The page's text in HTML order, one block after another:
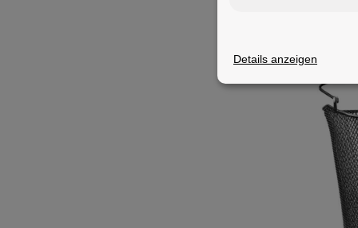
Details anzeigen